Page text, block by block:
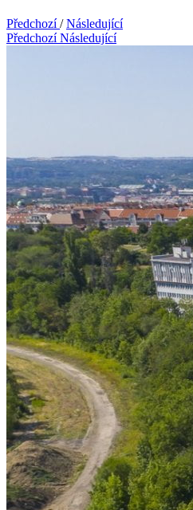
Předchozí / Následující
Předchozí Následující